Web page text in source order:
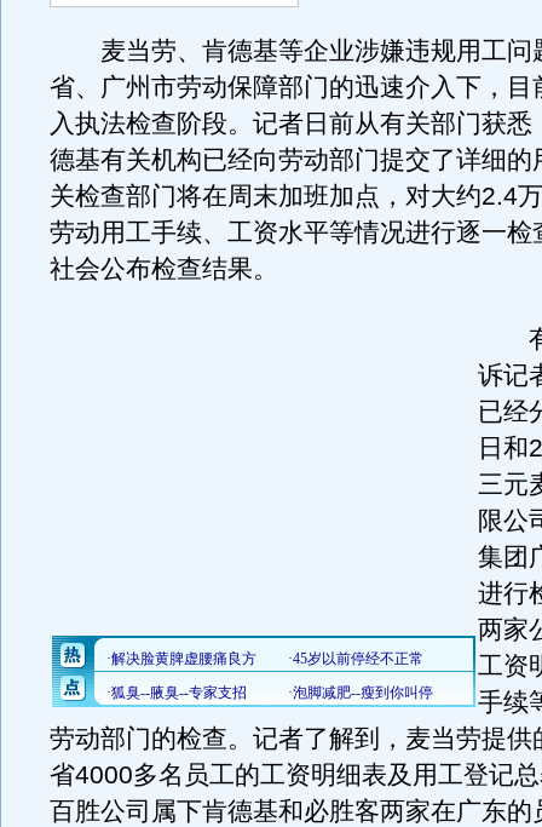
麦当劳、肯德基等企业涉嫌违规用工问
省、广州市劳动保障部门的迅速介入下，目
入执法检查阶段。记者日前从有关部门获悉
德基有关机构已经向劳动部门提交了详细的
关检查部门将在周末加班加点，对大约2.4
劳动用工手续、工资水平等情况进行逐一检
社会公布检查结果。
有
诉记
已经
日和
三元
限公
集团
进行
两家
工资
手续
劳动部门的检查。记者了解到，麦当劳提供
省4000多名员工的工资明细表及用工登记
百胜公司属下肯德基和必胜客两家在广东的